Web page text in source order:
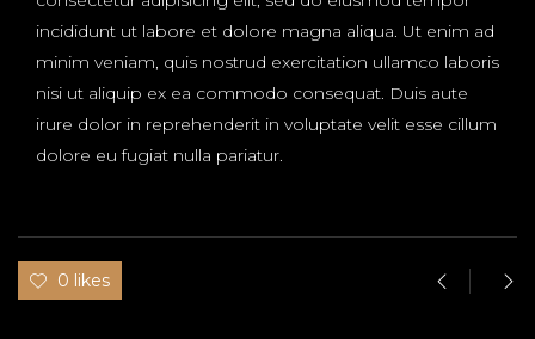
incididunt ut labore et dolore magna aliqua. Ut enim ad
minim veniam, quis nostrud exercitation ullamco laboris
nisi ut aliquip ex ea commodo consequat. Duis aute
irure dolor in reprehenderit in voluptate velit esse cillum
dolore eu fugiat nulla pariatur.
0 likes